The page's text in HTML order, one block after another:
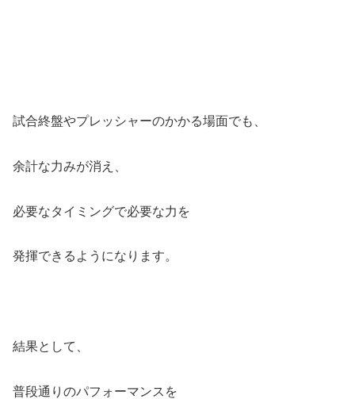
試合終盤やプレッシャーのかかる場面でも、
余計な力みが消え、
必要なタイミングで必要な力を
発揮できるようになります。
結果として、
普段通りのパフォーマンスを